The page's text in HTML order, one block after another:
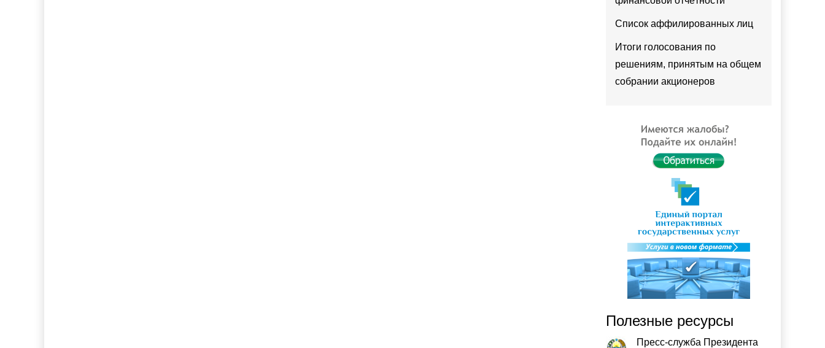
Список аффилированных лиц
Итоги голосования по
решениям, принятым на общем
собрании акционеров
Полезные ресурсы
Пресс-служба Президента